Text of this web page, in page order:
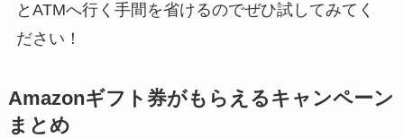
とATMへ行く手間を省けるのでぜひ試してみてく
ださい！
Amazonギフト券がもらえるキャンペーン
まとめ